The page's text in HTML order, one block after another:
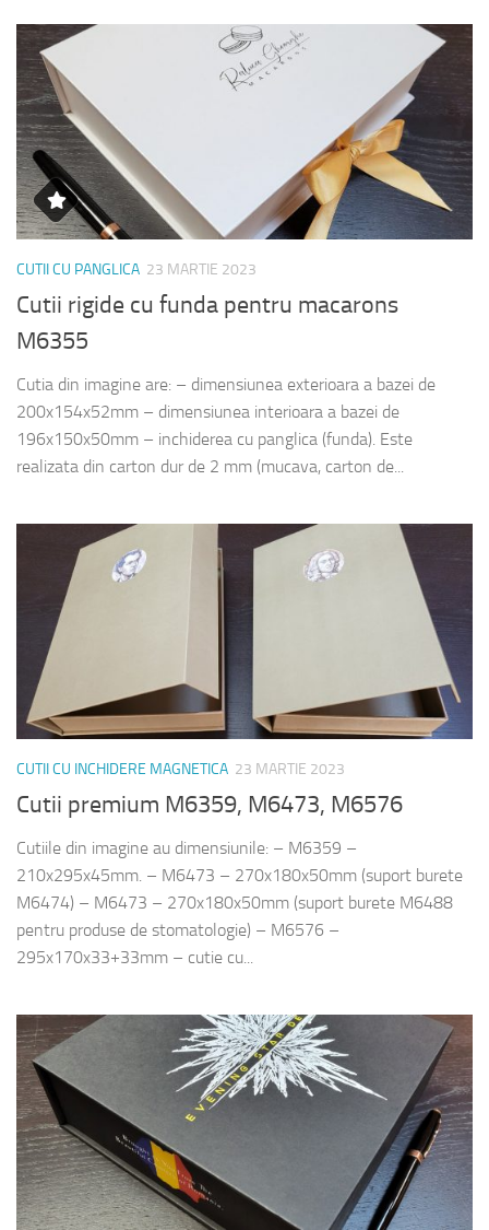
CUTII CU PANGLICA 23 MARTIE 2023
Cutii rigide cu funda pentru macarons
M6355
Cutia din imagine are: – dimensiunea exterioara a bazei de
200x154x52mm – dimensiunea interioara a bazei de
196x150x50mm – inchiderea cu panglica (funda). Este
realizata din carton dur de 2 mm (mucava, carton de...
CUTII CU INCHIDERE MAGNETICA 23 MARTIE 2023
Cutii premium M6359, M6473, M6576
Cutiile din imagine au dimensiunile: – M6359 –
210x295x45mm. – M6473 – 270x180x50mm (suport burete
M6474) – M6473 – 270x180x50mm (suport burete M6488
pentru produse de stomatologie) – M6576 –
295x170x33+33mm – cutie cu...